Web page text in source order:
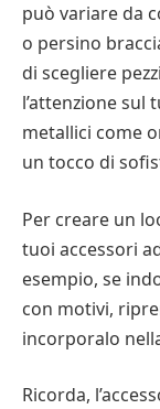
può variare da
o persino
di scegliere
l’attenzione sul
metallici come
un tocco di
Per creare un
tuoi accessori
esempio, se
con motivi,
incorporalo
Ricorda,